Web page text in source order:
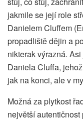
jakmile se její role
Danielem Cluffem
propadliště dějin a
nikterak výrazná.
Daniela Cluffa,
jak na konci, ale v
Možná za plytkost
největší